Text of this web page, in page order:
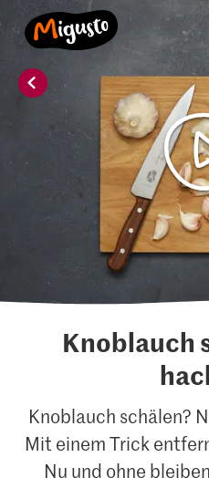
Knoblauch
Knoblauch schälen?
Mit einem Trick
Nu und ohne